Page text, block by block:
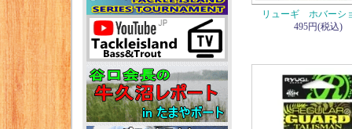
リューギ ホバーシ
495円(税込)